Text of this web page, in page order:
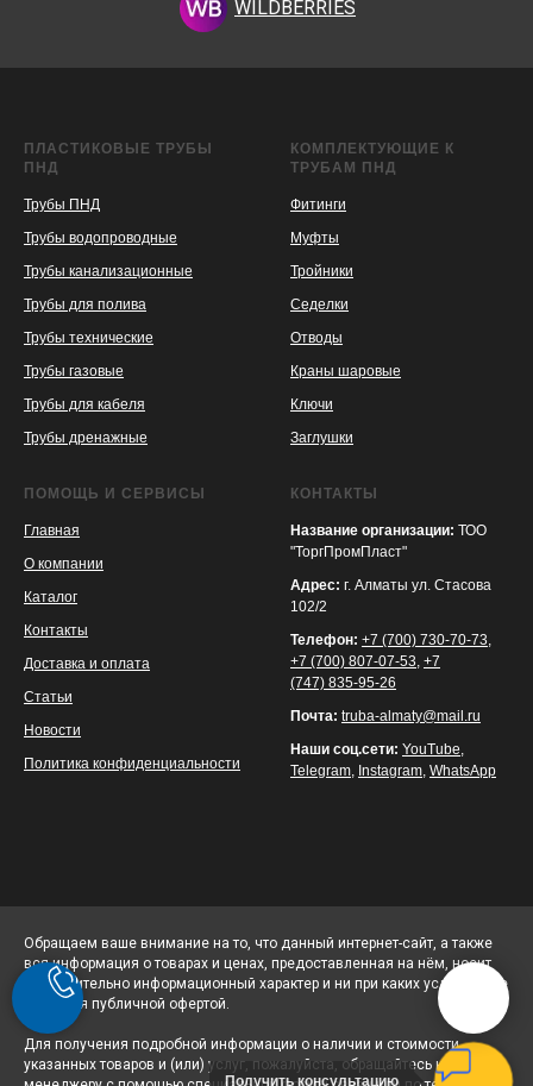
Получить консультацию
WILDBERRIES
ПЛАСТИКОВЫЕ ТРУБЫ
ПНД
Трубы ПНД
Трубы водопроводные
Трубы канализационные
Трубы для полива
Трубы технические
Трубы газовые
Трубы для кабеля
Трубы дренажные
КОМПЛЕКТУЮЩИЕ К
ТРУБАМ ПНД
Фитинги
Муфты
Тройники
Седелки
Отводы
Краны шаровые
Ключи
Заглушки
ПОМОЩЬ И СЕРВИСЫ
Главная
О компании
Каталог
Контакты
Доставка и оплата
Статьи
Новости
Политика конфиденциальности
КОНТАКТЫ
Название организации: ТОО
"ТоргПромПласт"
Адрес: г. Алматы ул. Стасова
102/2
Телефон: +7 (700) 730-70-73,
+7 (700) 807-07-53, +7
(747) 835-95-26
Почта: truba-almaty@mail.ru
Наши соц.сети: YouTube,
Telegram, Instagram, WhatsApp
Обращаем ваше внимание на то, что данный интернет-сайт, а также
вся информация о товарах и ценах, предоставленная на нём, носит
исключительно информационный характер и ни при каких условиях не
является публичной офертой.
Для получения подробной информации о наличии и стоимости
указанных товаров и (или) услуг, пожалуйста, обращайтесь к